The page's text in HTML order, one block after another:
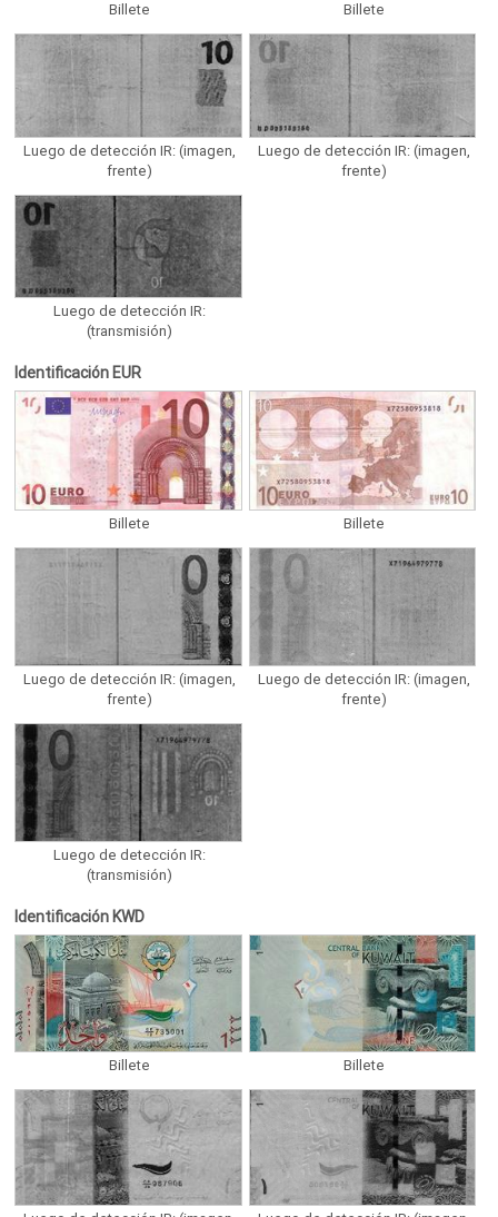
Billete Billete
Luego de detección IR: (imagen,
frente)
Luego de detección IR: (imagen,
frente)
Luego de detección IR:
(transmisión)
Identificación EUR
Billete Billete
Luego de detección IR: (imagen,
frente)
Luego de detección IR: (imagen,
frente)
Luego de detección IR:
(transmisión)
Identificación KWD
Billete Billete